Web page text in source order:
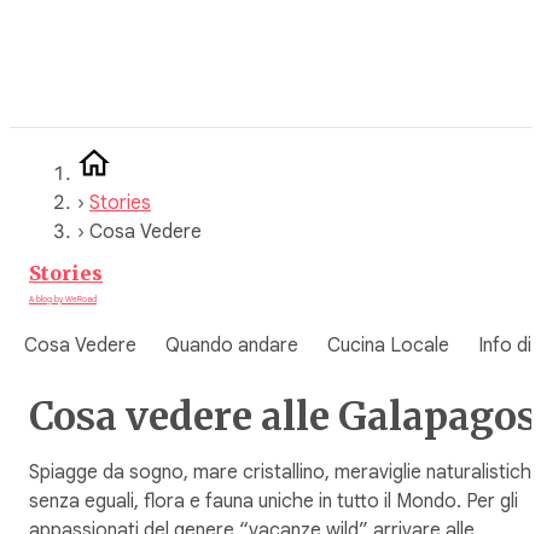
› Stories
› Cosa Vedere
Stories
A blog by WeRoad
Cosa Vedere Quando andare Cucina Locale Info di
Cosa vedere alle Galapagos
Spiagge da sogno, mare cristallino, meraviglie naturalistiche
senza eguali, flora e fauna uniche in tutto il Mondo. Per gli